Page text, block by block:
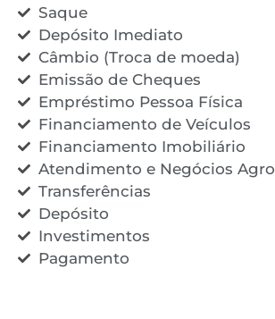
Saque
Depósito Imediato
Câmbio (Troca de moeda)
Emissão de Cheques
Empréstimo Pessoa Física
Financiamento de Veículos
Financiamento Imobiliário
Atendimento e Negócios Agro
Transferências
Depósito
Investimentos
Pagamento